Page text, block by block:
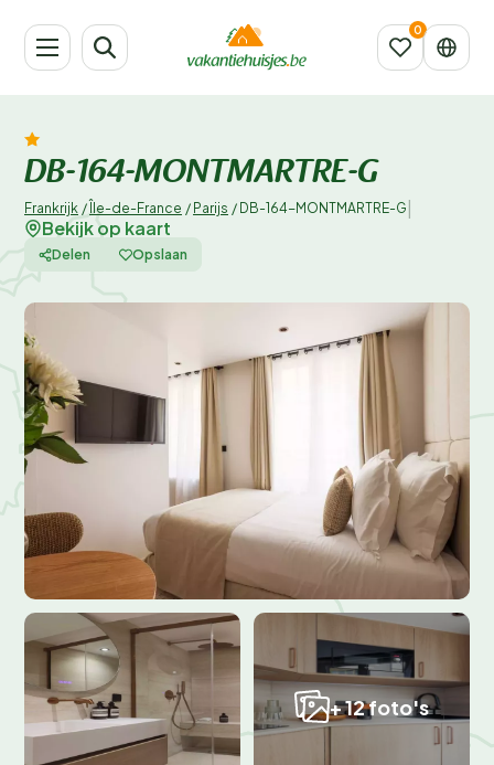
DB-164-MONTMARTRE-G
Frankrijk / Île-de-France / Parijs / DB-164-MONTMARTRE-G
Bekijk op kaart
Delen Opslaan
+ 12 foto's